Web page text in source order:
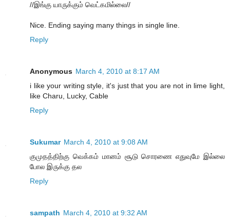
//இங்கு யாருக்கும் வெட்கமில்லை//
Nice. Ending saying many things in single line.
Reply
Anonymous March 4, 2010 at 8:17 AM
i like your writing style, it's just that you are not in lime light,
like Charu, Lucky, Cable
Reply
Sukumar March 4, 2010 at 9:08 AM
குமுதத்திற்கு வெக்கம் மானம் சூடு சொரணை எதுவுமே இல்லை
போல இருக்கு தல
Reply
sampath March 4, 2010 at 9:32 AM